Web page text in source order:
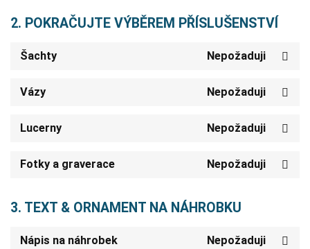
2. POKRAČUJTE VÝBĚREM PŘÍSLUŠENSTVÍ
Šachty Nepožaduji
Vázy Nepožaduji
Lucerny Nepožaduji
Fotky a graverace Nepožaduji
3. TEXT & ORNAMENT NA NÁHROBKU
Nápis na náhrobek Nepožaduji